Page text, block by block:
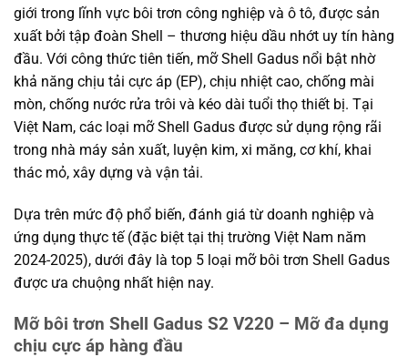
giới trong lĩnh vực bôi trơn công nghiệp và ô tô, được sản
xuất bởi tập đoàn Shell – thương hiệu dầu nhớt uy tín hàng
đầu. Với công thức tiên tiến, mỡ Shell Gadus nổi bật nhờ
khả năng chịu tải cực áp (EP), chịu nhiệt cao, chống mài
mòn, chống nước rửa trôi và kéo dài tuổi thọ thiết bị. Tại
Việt Nam, các loại mỡ Shell Gadus được sử dụng rộng rãi
trong nhà máy sản xuất, luyện kim, xi măng, cơ khí, khai
thác mỏ, xây dựng và vận tải.
Dựa trên mức độ phổ biến, đánh giá từ doanh nghiệp và
ứng dụng thực tế (đặc biệt tại thị trường Việt Nam năm
2024-2025), dưới đây là top 5 loại mỡ bôi trơn Shell Gadus
được ưa chuộng nhất hiện nay.
Mỡ bôi trơn Shell Gadus S2 V220 – Mỡ đa dụng
chịu cực áp hàng đầu